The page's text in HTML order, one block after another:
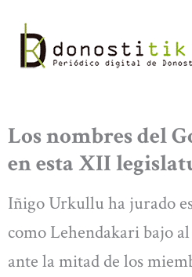
contenido
Los nombres del
en esta XII
Iñigo Urkullu ha jurado
como Lehendakari bajo
ante la mitad de los